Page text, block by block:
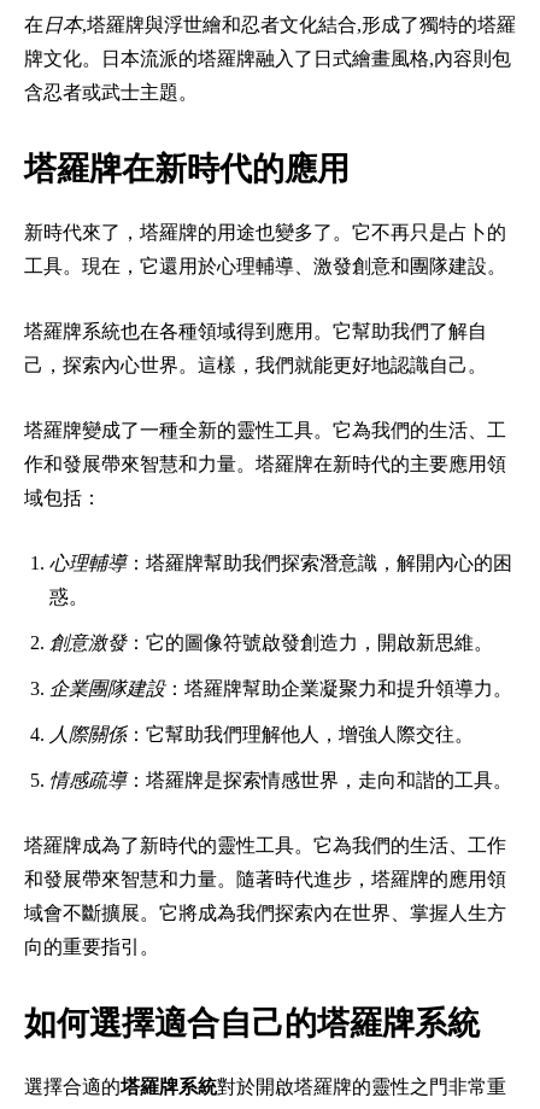
在日本,塔羅牌與浮世繪和忍者文化結合,形成了獨特的塔羅
牌文化。日本流派的塔羅牌融入了日式繪畫風格,內容則包
含忍者或武士主題。
塔羅牌在新時代的應用
新時代來了，塔羅牌的用途也變多了。它不再只是占卜的
工具。現在，它還用於心理輔導、激發創意和團隊建設。
塔羅牌系統也在各種領域得到應用。它幫助我們了解自
己，探索內心世界。這樣，我們就能更好地認識自己。
塔羅牌變成了一種全新的靈性工具。它為我們的生活、工
作和發展帶來智慧和力量。塔羅牌在新時代的主要應用領
域包括：
心理輔導：塔羅牌幫助我們探索潛意識，解開內心的困
惑。
創意激發：它的圖像符號啟發創造力，開啟新思維。
企業團隊建設：塔羅牌幫助企業凝聚力和提升領導力。
人際關係：它幫助我們理解他人，增強人際交往。
情感疏導：塔羅牌是探索情感世界，走向和諧的工具。
塔羅牌成為了新時代的靈性工具。它為我們的生活、工作
和發展帶來智慧和力量。隨著時代進步，塔羅牌的應用領
域會不斷擴展。它將成為我們探索內在世界、掌握人生方
向的重要指引。
如何選擇適合自己的塔羅牌系統
選擇合適的塔羅牌系統對於開啟塔羅牌的靈性之門非常重